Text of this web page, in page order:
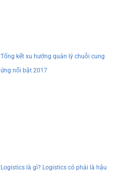
Tổng kết xu hướng quản lý chuỗi cung
ứng nổi bật 2017
Logistics là gì? Logistics có phải là hậu